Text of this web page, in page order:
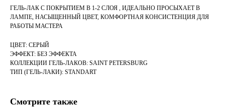
ГЕЛЬ-ЛАК С ПОКРЫТИЕМ В 1-2 СЛОЯ , ИДЕАЛЬНО ПРОСЫХАЕТ В
ЛАМПЕ, НАСЫЩЕННЫЙ ЦВЕТ, КОМФОРТНАЯ КОНСИСТЕНЦИЯ ДЛЯ
РАБОТЫ МАСТЕРА
ЦВЕТ: СЕРЫЙ
ЭФФЕКТ: БЕЗ ЭФФЕКТА
КОЛЛЕКЦИИ ГЕЛЬ-ЛАКОВ: SAINT PETERSBURG
ТИП (ГЕЛЬ-ЛАКИ): STANDART
Смотрите также